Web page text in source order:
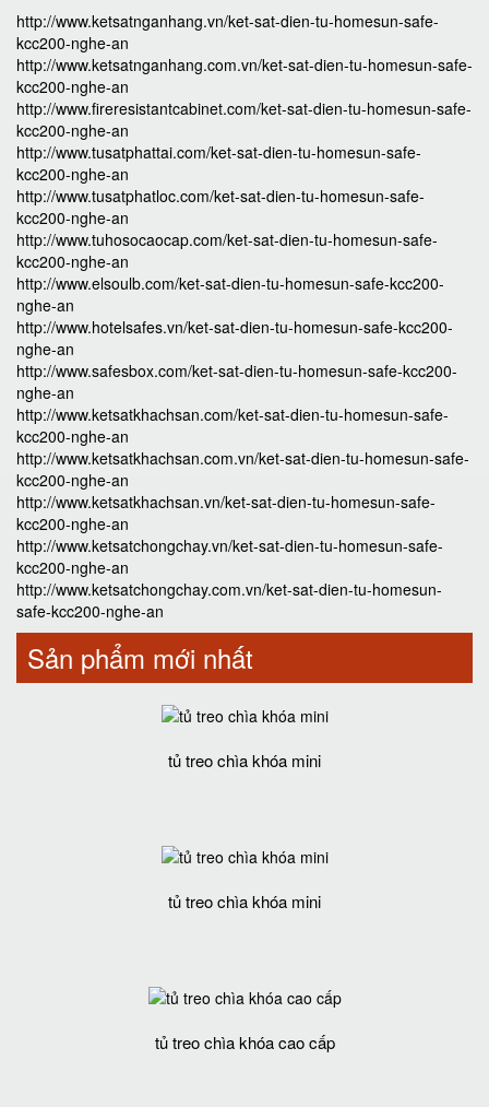
http://www.ketsatnganhang.vn/ket-sat-dien-tu-homesun-safe-
kcc200-nghe-an
http://www.ketsatnganhang.com.vn/ket-sat-dien-tu-homesun-safe-
kcc200-nghe-an
http://www.fireresistantcabinet.com/ket-sat-dien-tu-homesun-safe-
kcc200-nghe-an
http://www.tusatphattai.com/ket-sat-dien-tu-homesun-safe-
kcc200-nghe-an
http://www.tusatphatloc.com/ket-sat-dien-tu-homesun-safe-
kcc200-nghe-an
http://www.tuhosocaocap.com/ket-sat-dien-tu-homesun-safe-
kcc200-nghe-an
http://www.elsoulb.com/ket-sat-dien-tu-homesun-safe-kcc200-
nghe-an
http://www.hotelsafes.vn/ket-sat-dien-tu-homesun-safe-kcc200-
nghe-an
http://www.safesbox.com/ket-sat-dien-tu-homesun-safe-kcc200-
nghe-an
http://www.ketsatkhachsan.com/ket-sat-dien-tu-homesun-safe-
kcc200-nghe-an
http://www.ketsatkhachsan.com.vn/ket-sat-dien-tu-homesun-safe-
kcc200-nghe-an
http://www.ketsatkhachsan.vn/ket-sat-dien-tu-homesun-safe-
kcc200-nghe-an
http://www.ketsatchongchay.vn/ket-sat-dien-tu-homesun-safe-
kcc200-nghe-an
http://www.ketsatchongchay.com.vn/ket-sat-dien-tu-homesun-
safe-kcc200-nghe-an
Sản phẩm mới nhất
tủ treo chìa khóa mini
tủ treo chìa khóa mini
tủ treo chìa khóa cao cấp